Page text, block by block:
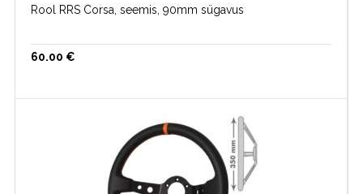
Rool RRS Corsa, seemis, 90mm sügavus
60.00 €